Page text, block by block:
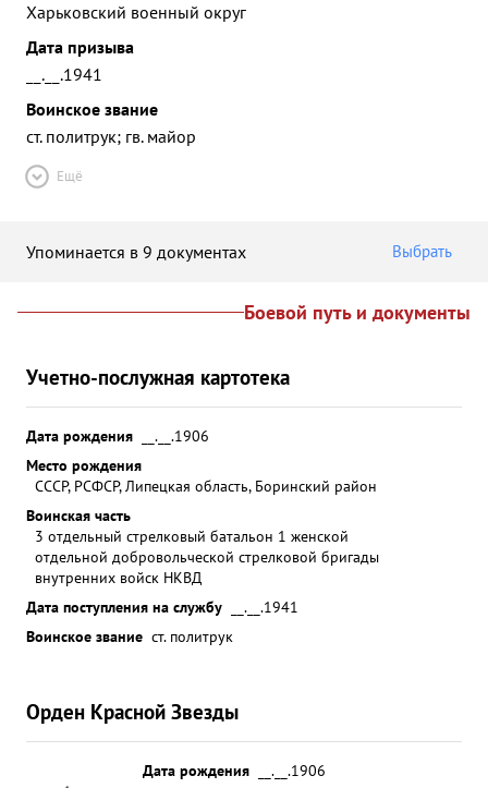
Харьковский военный округ
Дата призыва
__.__.1941
Воинское звание
ст. политрук; гв. майор
Ещё
Упоминается в 9 документах Выбрать
Боевой путь и документы
Учетно-послужная картотека
Дата рождения
__.__.1906
Место рождения
СССР, РСФСР, Липецкая область, Боринский район
Воинская часть
3 отдельный стрелковый батальон 1 женской
отдельной добровольческой стрелковой бригады
внутренних войск НКВД
Дата поступления на службу
__.__.1941
Воинское звание ст. политрук
Орден Красной Звезды
Дата рождения
__.__.1906